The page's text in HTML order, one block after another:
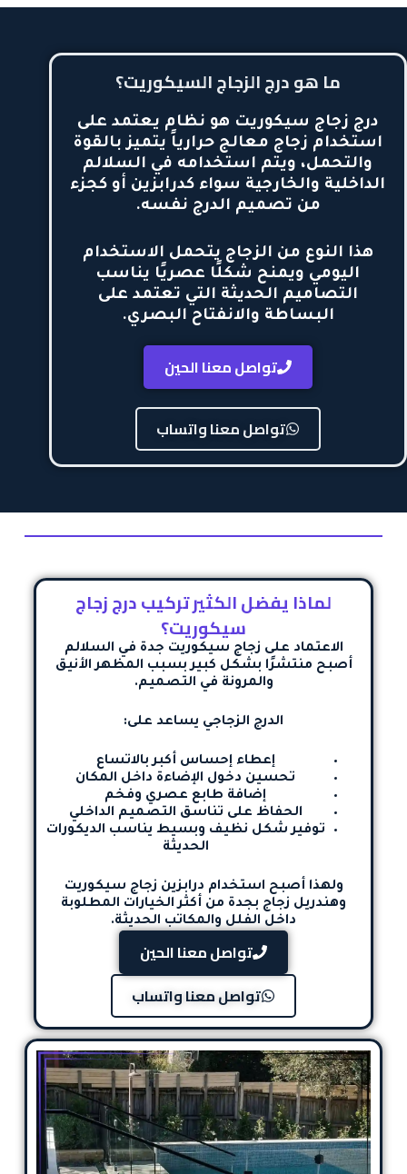
ما هو درج الزجاج السيكوريت؟
درج زجاج سيكوريت هو نظام يعتمد على
استخدام زجاج معالج حرارياً يتميز بالقوة
والتحمل، ويتم استخدامه في السلالم
الداخلية والخارجية سواء كدرابزين أو كجزء
من تصميم الدرج نفسه.
هذا النوع من الزجاج يتحمل الاستخدام
اليومي ويمنح شكلًا عصريًا يناسب
التصاميم الحديثة التي تعتمد على
البساطة والانفتاح البصري.
تواصل معنا الحين
تواصل معنا واتساب
لماذا يفضل الكثير تركيب درج زجاج
سيكوريت؟
الاعتماد على زجاج سيكوريت جدة في السلالم
أصبح منتشرًا بشكل كبير بسبب المظهر الأنيق
والمرونة في التصميم.
الدرج الزجاجي يساعد على:
إعطاء إحساس أكبر بالاتساع
تحسين دخول الإضاءة داخل المكان
إضافة طابع عصري وفخم
الحفاظ على تناسق التصميم الداخلي
توفير شكل نظيف وبسيط يناسب الديكورات
الحديثة
ولهذا أصبح استخدام درابزين زجاج سيكوريت
وهندريل زجاج بجدة من أكثر الخيارات المطلوبة
داخل الفلل والمكاتب الحديثة.
تواصل معنا الحين
تواصل معنا واتساب